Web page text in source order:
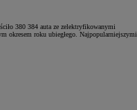
380 384 auta ze zelektryfikowanymi
okresem roku ubiegłego. Najpopularniejszymi